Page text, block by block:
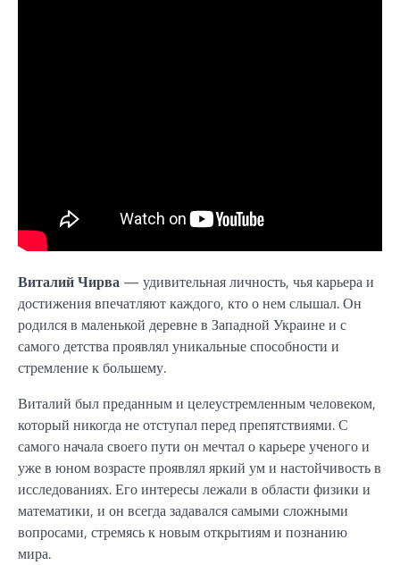
Виталий Чирва — удивительная личность, чья карьера и
достижения впечатляют каждого, кто о нем слышал. Он
родился в маленькой деревне в Западной Украине и с
самого детства проявлял уникальные способности и
стремление к большему.
Виталий был преданным и целеустремленным человеком,
который никогда не отступал перед препятствиями. С
самого начала своего пути он мечтал о карьере ученого и
уже в юном возрасте проявлял яркий ум и настойчивость в
исследованиях. Его интересы лежали в области физики и
математики, и он всегда задавался самыми сложными
вопросами, стремясь к новым открытиям и познанию
мира.